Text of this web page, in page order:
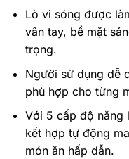
Lò vi sóng được
vân tay, bề mặt
trọng.
Người sử dụng dễ
phù hợp cho từng
Với 5 cấp độ năng
kết hợp tự động
món ăn hấp dẫn.